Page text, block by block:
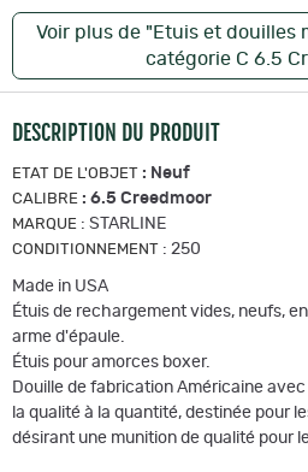
Voir plus de "Etuis et douilles
catégorie C 6.5
DESCRIPTION DU PRODUIT
ETAT DE L'OBJET : Neuf
CALIBRE : 6.5 Creedmoor
MARQUE : STARLINE
CONDITIONNEMENT : 250
Made in USA
Étuis de rechargement vides, neufs,
arme d'épaule.
Étuis pour amorces boxer.
Douille de fabrication Américaine
la qualité à la quantité, destinée pour
désirant une munition de qualité pour